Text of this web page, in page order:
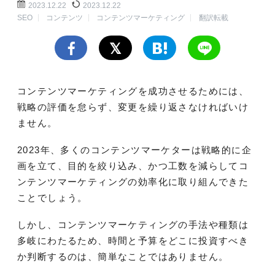
2023.12.22
2023.12.22
SEO
コンテンツ コンテンツマーケティング 翻訳転載
コンテンツマーケティングを成功させるためには、
戦略の評価を怠らず、変更を繰り返さなければいけ
ません。
2023年、多くのコンテンツマーケターは戦略的に企
画を立て、目的を絞り込み、かつ工数を減らしてコ
ンテンツマーケティングの効率化に取り組んできた
ことでしょう。
しかし、コンテンツマーケティングの手法や種類は
多岐にわたるため、時間と予算をどこに投資すべき
か判断するのは、簡単なことではありません。